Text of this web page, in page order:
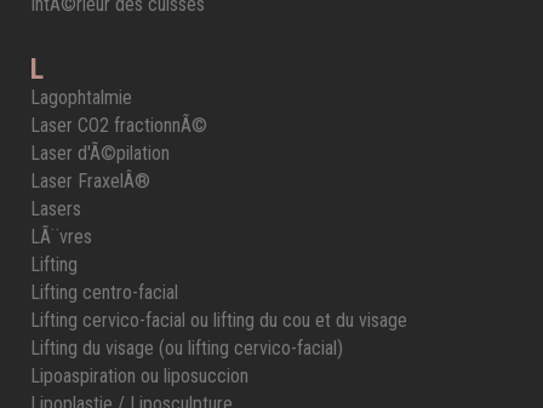
L
Lagophtalmie
Laser CO2 fractionnÃ©
Laser d'Ã©pilation
Laser FraxelÂ®
Lasers
LÃ¨vres
Lifting
Lifting centro-facial
Lifting cervico-facial ou lifting du cou et du visage
Lifting du visage (ou lifting cervico-facial)
Lipoaspiration ou liposuccion